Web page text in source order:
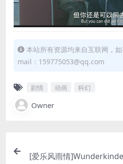
本站所有资源均来自互联网，
mail：159775053@qq.com
剧情 动画 科幻
Owner
[爱乐风雨情